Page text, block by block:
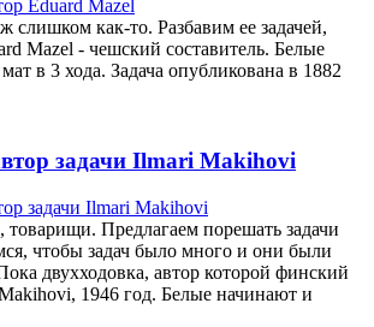
слишком как-то. Разбавим ее задачей,
Mazel - чешский составитель. Белые
в 3 хода. Задача опубликована в 1882
задачи Ilmari Makihovi
товарищи. Предлагаем порешать задачи
чтобы задач было много и они были
двухходовка, автор которой финский
1946 год. Белые начинают и